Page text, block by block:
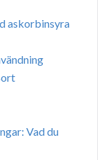
askorbinsyra
Vad du